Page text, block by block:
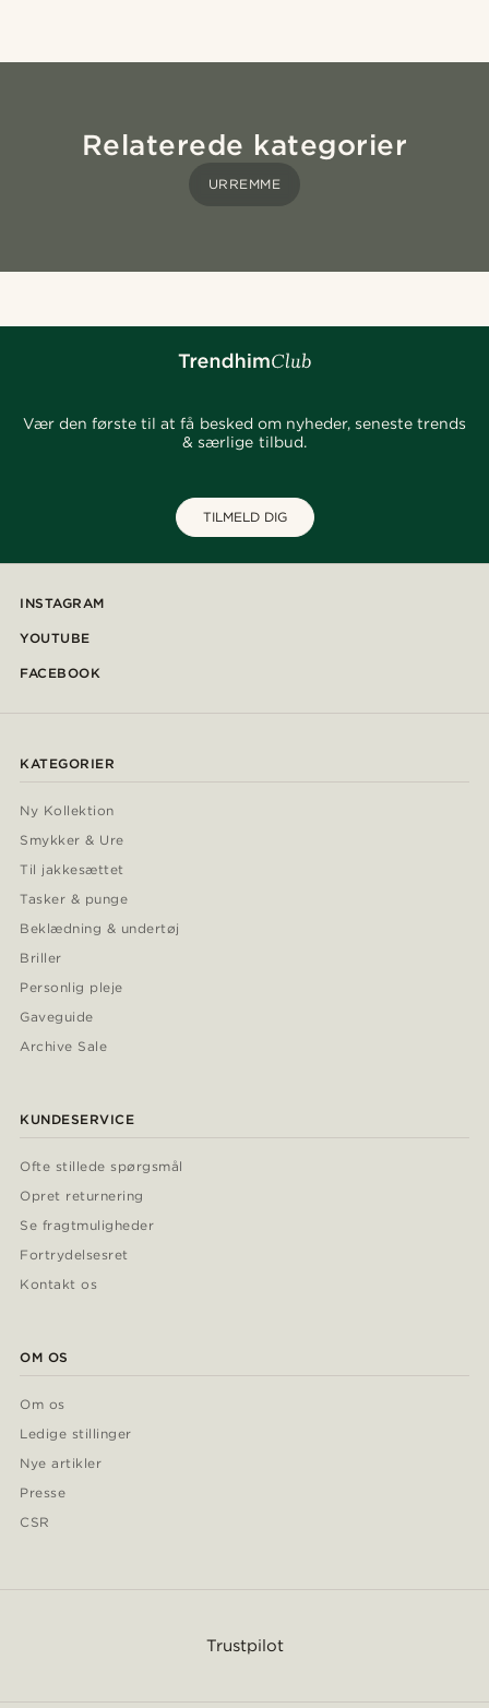
Relaterede kategorier
URREMME
Vær den første til at få besked om nyheder, seneste trends
& særlige tilbud.
TILMELD DIG
INSTAGRAM
YOUTUBE
FACEBOOK
KATEGORIER
Ny Kollektion
Smykker & Ure
Til jakkesættet
Tasker & punge
Beklædning & undertøj
Briller
Personlig pleje
Gaveguide
Archive Sale
KUNDESERVICE
Ofte stillede spørgsmål
Opret returnering
Se fragtmuligheder
Fortrydelsesret
Kontakt os
OM OS
Om os
Ledige stillinger
Nye artikler
Presse
CSR
Trustpilot